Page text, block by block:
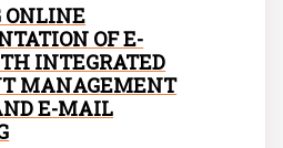
OF E-
INTEGRATED
MANAGEMENT
E-MAIL